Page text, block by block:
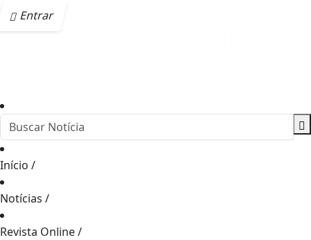
Entrar
Início /
Notícias /
Revista Online/